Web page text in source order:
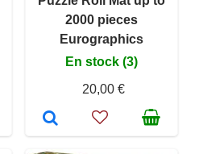
2000 pieces
Eurographics
En stock (3)
20,00 €